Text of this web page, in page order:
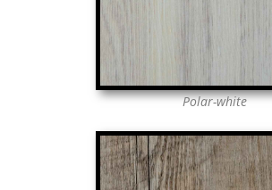
Polar-white